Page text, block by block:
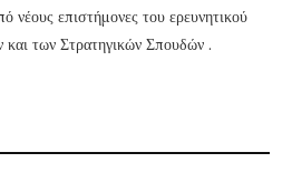
νέους επιστήμονες του ερευνητικού
των Στρατηγικών Σπουδών .